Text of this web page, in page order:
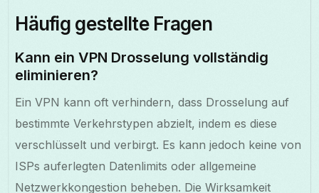
Häufig gestellte Fragen
Kann ein VPN Drosselung vollständig
eliminieren?
Ein VPN kann oft verhindern, dass Drosselung auf
bestimmte Verkehrstypen abzielt, indem es diese
verschlüsselt und verbirgt. Es kann jedoch keine von
ISPs auferlegten Datenlimits oder allgemeine
Netzwerkkongestion beheben. Die Wirksamkeit